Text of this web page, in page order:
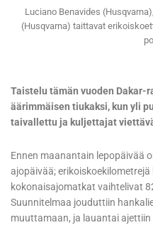
Luciano Benavides
(Husqvarna) taittavat
Taistelu tämän vuoden Dakar-
äärimmäisen tiukaksi, kun yli
taivallettu ja kuljettajat
Ennen maanantain lepopäivää
ajopäivää;
kokonaisajomatkat vaihtelivat
Suunnitelmaa jouduttiin
muuttamaan, ja lauantai